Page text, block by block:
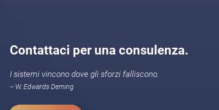
Contattaci per una consulenza.
I sistemi vincono dove gli sforzi falliscono.
-- W. Edwards Deming